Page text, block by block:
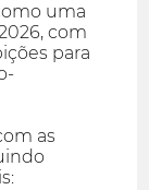
uma
com
para
as